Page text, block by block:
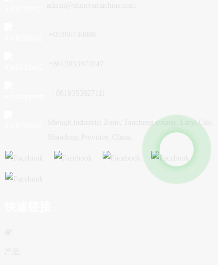
Shengli Industrial Zone, Tancheng county, Linyi City,